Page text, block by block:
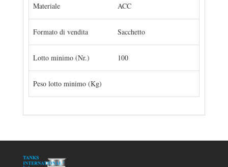
Materiale ACC
Formato di vendita Sacchetto
Lotto minimo (Nr.) 100
Peso lotto minimo (Kg)